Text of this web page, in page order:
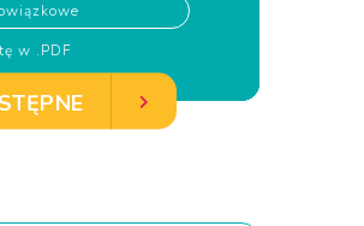
w .PDF